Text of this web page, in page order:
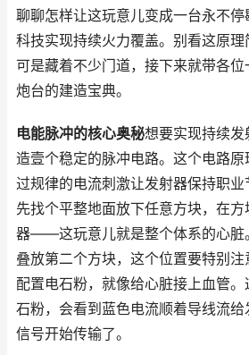
聊聊怎样让这玩意儿变成一台永不
科技实现持续火力覆盖。别看这原
可是藏着不少门道，接下来就带各
炮台的建造宝典。
电能脉冲的核心奥秘想要实现持续发
造壹个稳定的脉冲电路。这个电路
过规律的电流刺激让发射器保持职业
先找个平整地面放下任意方块，在
器——这玩意儿就是整个体系的心脏
叠放第二个方块，这个位置要特别
配置电石粉，就像给心脏接上血管
石粉，会看到蓝色电流顺着导线流
信号开始传输了。